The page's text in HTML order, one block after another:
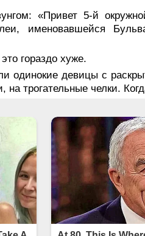
«Привет 5-й
именовавшейся
гораздо хуже.
одинокие девицы с
трогательные челки.